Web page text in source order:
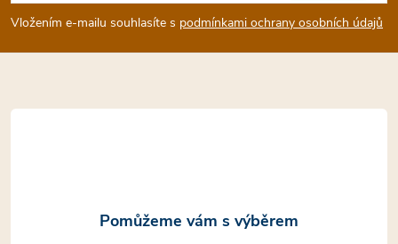
p
a
t
Vložením e-mailu souhlasíte s podmínkami ochrany osobních údajů